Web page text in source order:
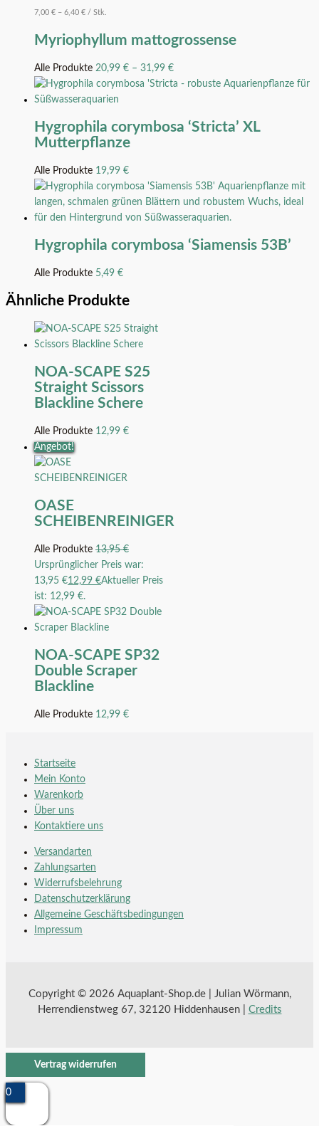
7,00 € – 6,40 € / Stk.
Myriophyllum mattogrossense
Alle Produkte 20,99 € – 31,99 €
Hygrophila corymbosa ‘Stricta’ XL
Mutterpflanze
Alle Produkte 19,99 €
Hygrophila corymbosa ‘Siamensis 53B’
Alle Produkte 5,49 €
Ähnliche Produkte
NOA-SCAPE S25
Straight Scissors
Blackline Schere
Alle Produkte 12,99 €
Angebot!
OASE
SCHEIBENREINIGER
Alle Produkte 13,95€
Ursprünglicher Preis war:
13,95 €12,99 €Aktueller Preis
ist: 12,99 €.
NOA-SCAPE SP32
Double Scraper
Blackline
Alle Produkte 12,99 €
Startseite
Mein Konto
Warenkorb
Über uns
Kontaktiere uns
Versandarten
Zahlungsarten
Widerrufsbelehrung
Datenschutzerklärung
Allgemeine Geschäftsbedingungen
Impressum
Copyright © 2026 Aquaplant-Shop.de | Julian Wörmann,
Herrendienstweg 67, 32120 Hiddenhausen | Credits
Vertrag widerrufen
0